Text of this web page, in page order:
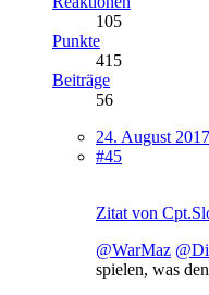
105
Punkte
415
Beiträge
56
24. August 2017
#45
Zitat von
@WarMaz
spielen, was